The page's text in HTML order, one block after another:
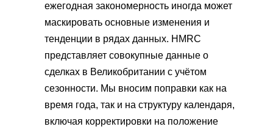
ежегодная закономерность иногда может
маскировать основные изменения и
тенденции в рядах данных. HMRC
представляет совокупные данные о
сделках в Великобритании с учётом
сезонности. Мы вносим поправки как на
время года, так и на структуру календаря,
включая корректировки на положение